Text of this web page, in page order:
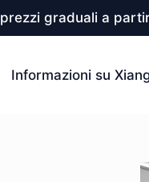
graduali a
Informazioni su